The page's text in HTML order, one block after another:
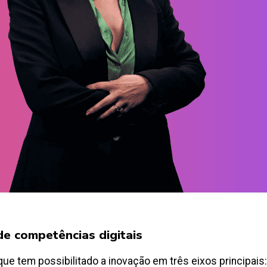
competências digitais
tem possibilitado a inovação em três eixos